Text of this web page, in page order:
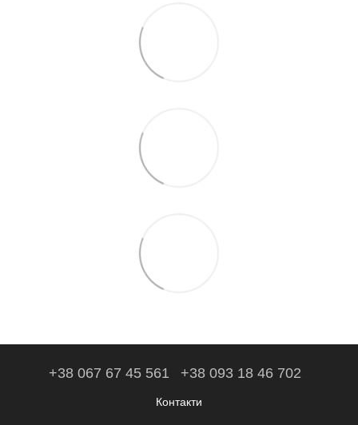
+38 067 67 45 561 +38 093 18 46 702
Контакти